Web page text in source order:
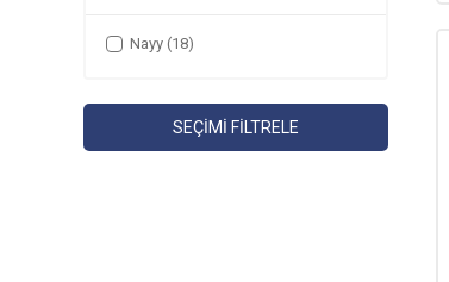
Nayy (18)
SEÇIMI FILTRELE